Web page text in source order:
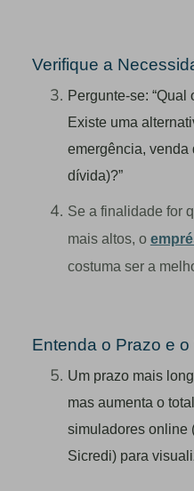
Verifique a
Pergunte-se:
Existe uma
emergência, venda
dívida)?”
Se a finalidade for
mais altos, o
costuma ser a
Entenda o Prazo e
Um prazo mais
mas aumenta o
simuladores online
Sicredi) para